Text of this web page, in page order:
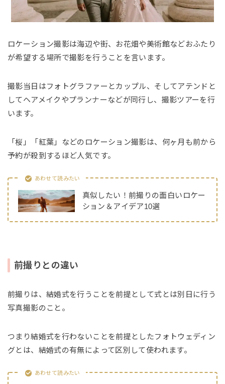
ロケーション撮影は海辺や街、お花畑や美術館などおふたり
が希望する場所で撮影を行うことを言います。
撮影当日はフォトグラファーとカップル、そしてアテンドと
してヘアメイクやプランナーなどが同行し、撮影ツアーを行
います。
「桜」「紅葉」などのロケーション撮影は、何ヶ月も前から
予約が殺到するほど人気です。
あわせて読みたい
真似したい！前撮りの面白いロケー
ション＆アイデア10選
前撮りとの違い
前撮りは、結婚式を行うことを前提として式とは別日に行う
写真撮影のこと。
つまり結婚式を行わないことを前提としたフォトウェディン
グとは、結婚式の有無によって区別して使われます。
あわせて読みたい